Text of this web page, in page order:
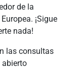
de la
¡Sigue
nada!
las consultas
abierto